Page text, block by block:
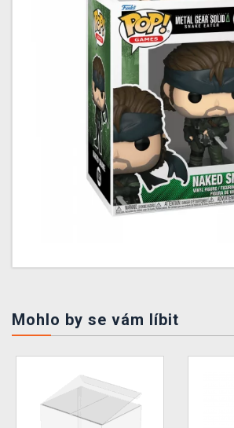
Mohlo by se vám líbit